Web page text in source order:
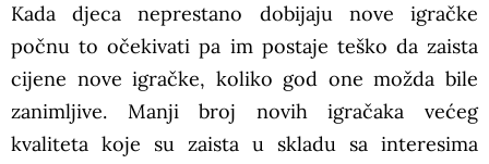
Kada djeca neprestano dobijaju nove igračke
počnu to očekivati pa im postaje teško da zaista
cijene nove igračke, koliko god one možda bile
zanimljive. Manji broj novih igračaka većeg
kvaliteta koje su zaista u skladu sa interesima